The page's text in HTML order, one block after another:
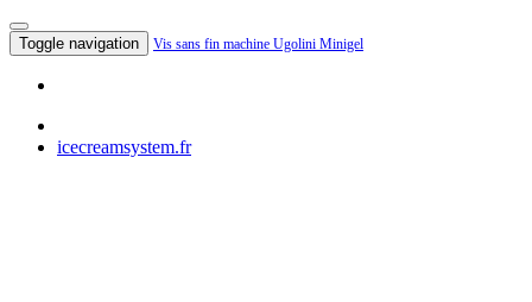
Toggle navigation Vis sans fin machine Ugolini Minigel
icecreamsystem.fr